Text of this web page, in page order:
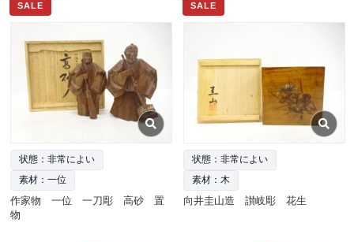
SALE
状態：非常によい
素材：一位
作家物 一位 一刀彫 高砂 置
物
SALE
状態：非常によい
素材：木
向井圭山造 讃岐彫 花生